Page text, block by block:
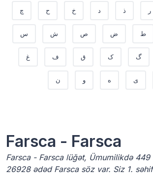
چ ح خ د ذ ر
س ش ص ض ط
غ ف ق ک گ
ن و ه ی
Farsca - Farsca
Farsca - Farsca lüğət, Ümumilikdə 449
26928 ədəd Farsca söz var. Siz 1.